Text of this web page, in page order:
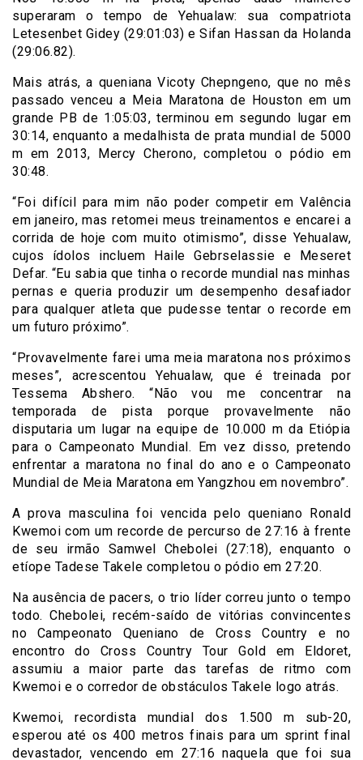
superaram o tempo de Yehualaw: sua compatriota
Letesenbet Gidey (29:01:03) e Sifan Hassan da Holanda
(29:06.82).
Mais atrás, a queniana Vicoty Chepngeno, que no mês
passado venceu a Meia Maratona de Houston em um
grande PB de 1:05:03, terminou em segundo lugar em
30:14, enquanto a medalhista de prata mundial de 5000
m em 2013, Mercy Cherono, completou o pódio em
30:48.
“Foi difícil para mim não poder competir em Valência
em janeiro, mas retomei meus treinamentos e encarei a
corrida de hoje com muito otimismo”, disse Yehualaw,
cujos ídolos incluem Haile Gebrselassie e Meseret
Defar. “Eu sabia que tinha o recorde mundial nas minhas
pernas e queria produzir um desempenho desafiador
para qualquer atleta que pudesse tentar o recorde em
um futuro próximo”.
“Provavelmente farei uma meia maratona nos próximos
meses”, acrescentou Yehualaw, que é treinada por
Tessema Abshero. “Não vou me concentrar na
temporada de pista porque provavelmente não
disputaria um lugar na equipe de 10.000 m da Etiópia
para o Campeonato Mundial. Em vez disso, pretendo
enfrentar a maratona no final do ano e o Campeonato
Mundial de Meia Maratona em Yangzhou em novembro”.
A prova masculina foi vencida pelo queniano Ronald
Kwemoi com um recorde de percurso de 27:16 à frente
de seu irmão Samwel Chebolei (27:18), enquanto o
etíope Tadese Takele completou o pódio em 27:20.
Na ausência de pacers, o trio líder correu junto o tempo
todo. Chebolei, recém-saído de vitórias convincentes
no Campeonato Queniano de Cross Country e no
encontro do Cross Country Tour Gold em Eldoret,
assumiu a maior parte das tarefas de ritmo com
Kwemoi e o corredor de obstáculos Takele logo atrás.
Kwemoi, recordista mundial dos 1.500 m sub-20,
esperou até os 400 metros finais para um sprint final
devastador, vencendo em 27:16 naquela que foi sua